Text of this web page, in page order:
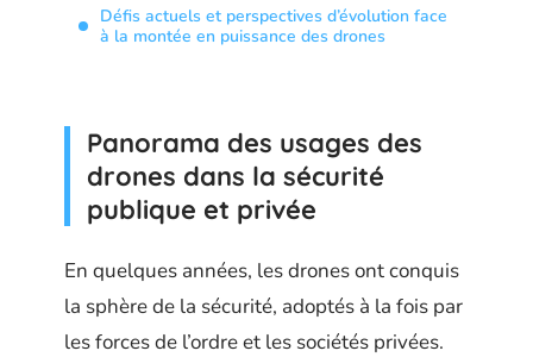
Défis actuels et perspectives d’évolution face
à la montée en puissance des drones
Panorama des usages des
drones dans la sécurité
publique et privée
En quelques années, les drones ont conquis
la sphère de la sécurité, adoptés à la fois par
les forces de l’ordre et les sociétés privées.